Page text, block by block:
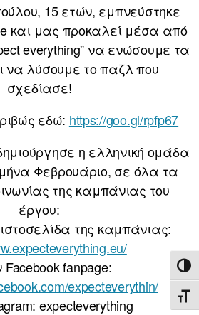
15 ετών, εμπνεύστηκε
και μας προκαλεί μέσα από
everything” να ενώσουμε τα
να λύσουμε το παζλ που
σχεδίασε!
εδώ: https://goo.gl/rpfp67
η ελληνική ομάδα
Φεβρουάριο, σε όλα τα
της καμπάνιας του
έργου:
της καμπάνιας:
Facebook fanpage:
expecteverythin/
expecteverything